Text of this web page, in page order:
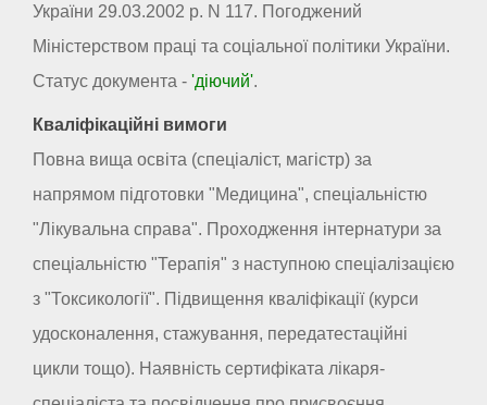
України 29.03.2002 р. N 117. Погоджений
Міністерством праці та соціальної політики України.
Статус документа - 'діючий'.
Кваліфікаційні вимоги
Повна вища освіта (спеціаліст, магістр) за
напрямом підготовки "Медицина", спеціальністю
"Лікувальна справа". Проходження інтернатури за
спеціальністю "Терапія" з наступною спеціалізацією
з "Токсикології". Підвищення кваліфікації (курси
удосконалення, стажування, передатестаційні
цикли тощо). Наявність сертифіката лікаря-